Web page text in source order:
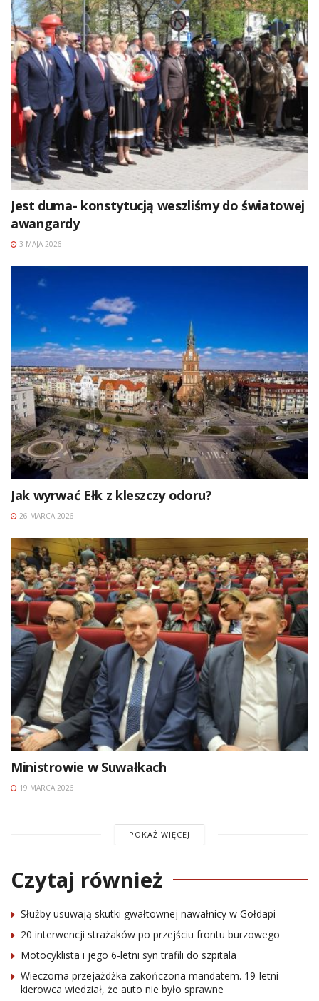
Jest duma- konstytucją weszliśmy do światowej
awangardy
3 MAJA 2026
Jak wyrwać Ełk z kleszczy odoru?
26 MARCA 2026
Ministrowie w Suwałkach
19 MARCA 2026
POKAŻ WIĘCEJ
Czytaj również
Służby usuwają skutki gwałtownej nawałnicy w Gołdapi
20 interwencji strażaków po przejściu frontu burzowego
Motocyklista i jego 6-letni syn trafili do szpitala
Wieczorna przejażdżka zakończona mandatem. 19-letni
kierowca wiedział, że auto nie było sprawne